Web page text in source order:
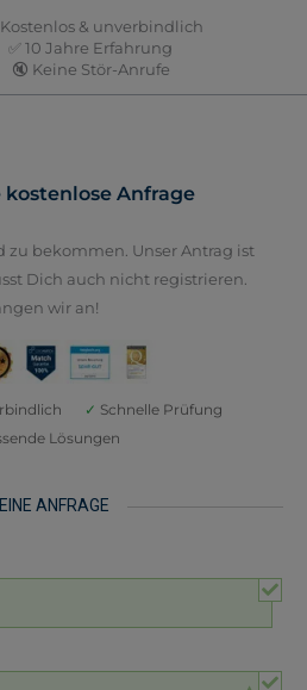
& unverbindlich
✅ 10 Jahre Erfahrung
🔇 Keine Stör-Anrufe
kostenlose Anfrage
zu bekommen. Unser Antrag ist
Dich auch nicht registrieren.
wir an!
✓ Schnelle Prüfung
Lösungen
ANFRAGE